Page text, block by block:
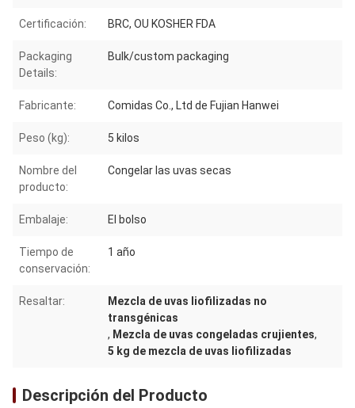
Certificación: BRC, OU KOSHER FDA
Packaging
Details:
Bulk/custom packaging
Fabricante: Comidas Co., Ltd de Fujian Hanwei
Peso (kg): 5 kilos
Nombre del
producto:
Congelar las uvas secas
Embalaje: El bolso
Tiempo de
conservación:
1 año
Resaltar:
Mezcla de uvas liofilizadas no
transgénicas
, Mezcla de uvas congeladas crujientes,
5 kg de mezcla de uvas liofilizadas
Descripción del Producto